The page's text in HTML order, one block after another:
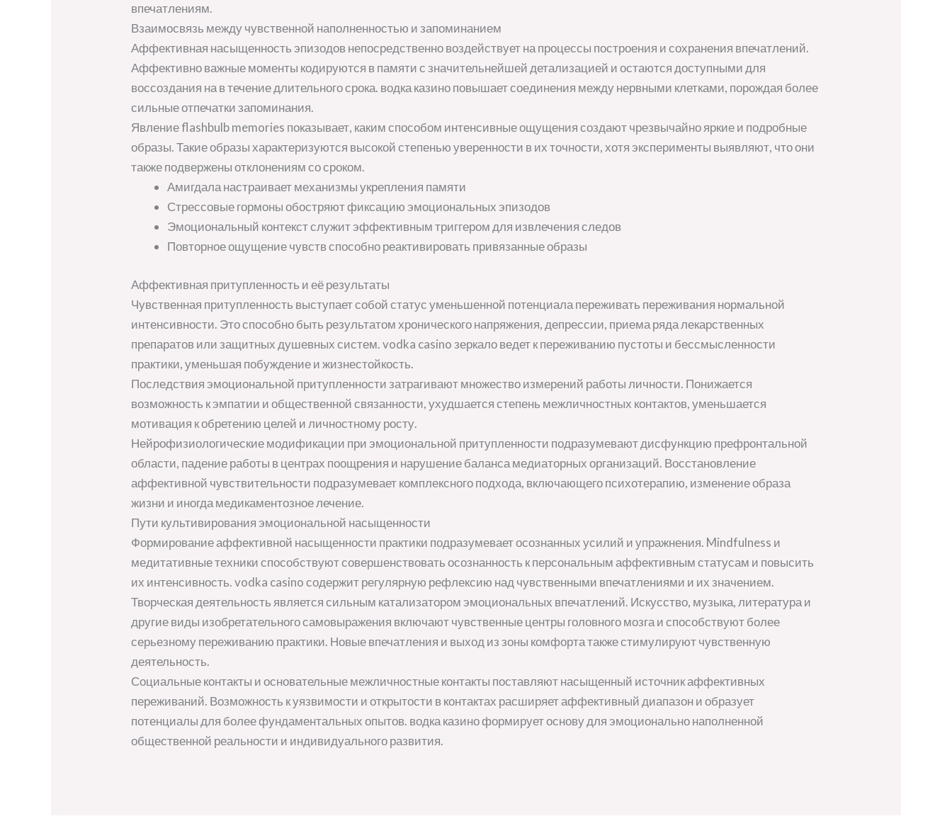
впечатлениям.
Взаимосвязь между чувственной наполненностью и запоминанием
Аффективная насыщенность эпизодов непосредственно воздействует на процессы построения и сохранения впечатлений.
Аффективно важные моменты кодируются в памяти с значительнейшей детализацией и остаются доступными для
воссоздания на в течение длительного срока. водка казино повышает соединения между нервными клетками, порождая более
сильные отпечатки запоминания.
Явление flashbulb memories показывает, каким способом интенсивные ощущения создают чрезвычайно яркие и подробные
образы. Такие образы характеризуются высокой степенью уверенности в их точности, хотя эксперименты выявляют, что они
также подвержены отклонениям со сроком.
Амигдала настраивает механизмы укрепления памяти
Стрессовые гормоны обостряют фиксацию эмоциональных эпизодов
Эмоциональный контекст служит эффективным триггером для извлечения следов
Повторное ощущение чувств способно реактивировать привязанные образы
Аффективная притупленность и её результаты
Чувственная притупленность выступает собой статус уменьшенной потенциала переживать переживания нормальной
интенсивности. Это способно быть результатом хронического напряжения, депрессии, приема ряда лекарственных
препаратов или защитных душевных систем. vodka casino зеркало ведет к переживанию пустоты и бессмысленности
практики, уменьшая побуждение и жизнестойкость.
Последствия эмоциональной притупленности затрагивают множество измерений работы личности. Понижается
возможность к эмпатии и общественной связанности, ухудшается степень межличностных контактов, уменьшается
мотивация к обретению целей и личностному росту.
Нейрофизиологические модификации при эмоциональной притупленности подразумевают дисфункцию префронтальной
области, падение работы в центрах поощрения и нарушение баланса медиаторных организаций. Восстановление
аффективной чувствительности подразумевает комплексного подхода, включающего психотерапию, изменение образа
жизни и иногда медикаментозное лечение.
Пути культивирования эмоциональной насыщенности
Формирование аффективной насыщенности практики подразумевает осознанных усилий и упражнения. Mindfulness и
медитативные техники способствуют совершенствовать осознанность к персональным аффективным статусам и повысить
их интенсивность. vodka casino содержит регулярную рефлексию над чувственными впечатлениями и их значением.
Творческая деятельность является сильным катализатором эмоциональных впечатлений. Искусство, музыка, литература и
другие виды изобретательного самовыражения включают чувственные центры головного мозга и способствуют более
серьезному переживанию практики. Новые впечатления и выход из зоны комфорта также стимулируют чувственную
деятельность.
Социальные контакты и основательные межличностные контакты поставляют насыщенный источник аффективных
переживаний. Возможность к уязвимости и открытости в контактах расширяет аффективный диапазон и образует
потенциалы для более фундаментальных опытов. водка казино формирует основу для эмоционально наполненной
общественной реальности и индивидуального развития.